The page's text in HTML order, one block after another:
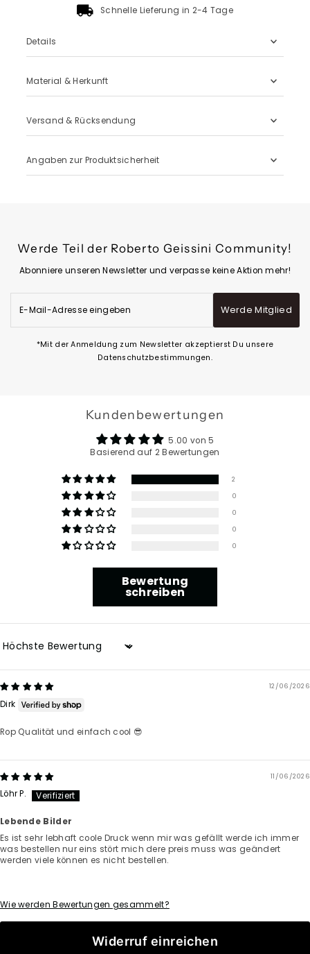
Schnelle Lieferung in 2-4 Tage
Details
Material & Herkunft
Versand & Rücksendung
Angaben zur Produktsicherheit
Werde Teil der Roberto Geissini Community!
Abonniere unseren Newsletter und verpasse keine Aktion mehr!
Mail-
Adresse
Werde Mitglied
*Mit der Anmeldung zum Newsletter akzeptierst Du unsere
Datenschutzbestimmungen.
Kundenbewertungen
5.00 von 5
Basierend auf 2 Bewertungen
2
0
0
0
0
Bewertung
schreiben
Sort by
12/06/2026
Dirk
Rop Qualität und einfach cool 😎
11/06/2026
Löhr P.
Lebende Bilder
Es ist sehr lebhaft coole Druck wenn mir was gefällt werde ich immer
was bestellen nur eins stört mich dere preis muss was geändert
werden viele können es nicht bestellen.
Wie werden Bewertungen gesammelt?
Widerruf einreichen